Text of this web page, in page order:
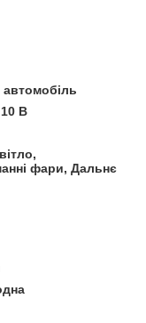
В
фари, Дальнє